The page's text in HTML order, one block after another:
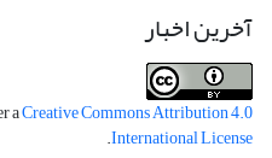
آخرین اخبار
aCreative Commons Attribution 4.0
International License
.